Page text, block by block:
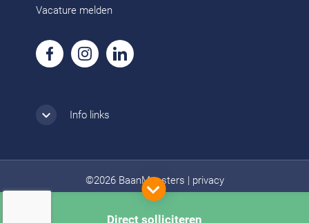
Direct solliciteren
Vacature melden
Info links
©2026 BaanMeesters privacy